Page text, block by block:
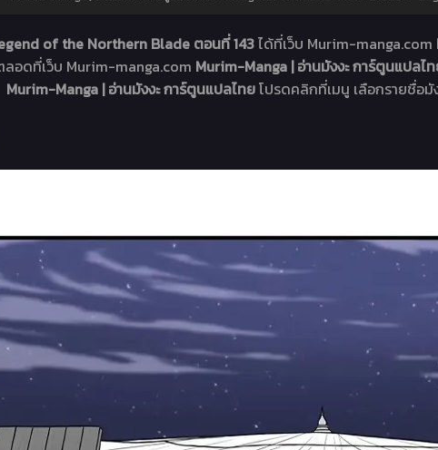
of the Northern Blade ตอนที่ 143ได้ที่เว็บ Murim-manga.com
อดที่เว็บ Murim-manga.com Murim-Manga | อ่านมังงะ การ์ตูนแปลไ
Murim-Manga | อ่านมังงะ การ์ตูนแปลไทยโปรดคลิกที่เมนู เลือกรายชื่อมั